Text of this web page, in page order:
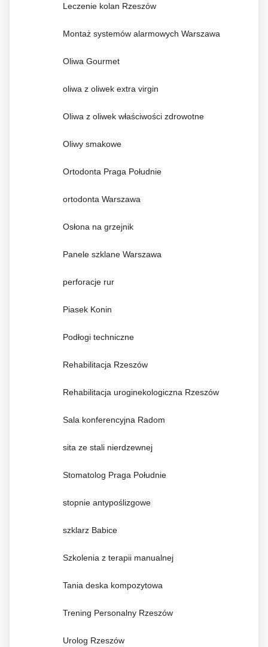
Leczenie kolan Rzeszów
Montaż systemów alarmowych Warszawa
Oliwa Gourmet
oliwa z oliwek extra virgin
Oliwa z oliwek właściwości zdrowotne
Oliwy smakowe
Ortodonta Praga Południe
ortodonta Warszawa
Osłona na grzejnik
Panele szklane Warszawa
perforacje rur
Piasek Konin
Podłogi techniczne
Rehabilitacja Rzeszów
Rehabilitacja uroginekologiczna Rzeszów
Sala konferencyjna Radom
sita ze stali nierdzewnej
Stomatolog Praga Południe
stopnie antypoślizgowe
szklarz Babice
Szkolenia z terapii manualnej
Tania deska kompozytowa
Trening Personalny Rzeszów
Urolog Rzeszów